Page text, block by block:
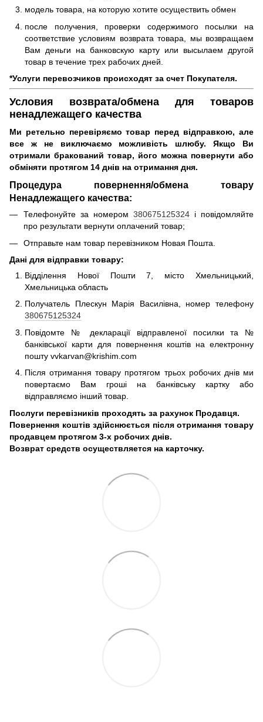
модель товара, на которую хотите осуществить обмен
после получения, проверки содержимого посылки на
соответствие условиям возврата товара, мы возвращаем
Вам деньги на банковскую карту или высылаем другой
товар в течение трех рабочих дней.
*Услуги перевозчиков происходят за счет Покупателя.
Условия возврата/обмена для товаров
ненадлежащего качества
Ми ретельно перевіряємо товар перед відправкою, але
все ж не виключаємо можливість шлюбу.Якщо Ви
отримали бракований товар, його можна повернути або
обміняти протягом 14 днів на отримання дня.
Процедура повернення/обмена товару
Ненадлежащего качества:
Телефонуйте за номером 380675125324 і повідомляйте
про результати вернути оплачений товар;
Отправьте нам товар перевізником Новая Пошта.
Дані для відправки товару:
Відділення Нової Пошти 7, місто Хмельницький,
Хмельницька область
Получатель Плескун Марія Василівна, номер телефону
380675125324
Повідомте № декларації відправленої посилки та №
банківської карти для повернення коштів на електронну
пошту vvkarvan@krishim.com
Після отримання товару протягом трьох робочих днів ми
повертаємо Вам гроші на банківську картку або
відправляємо інший товар.
Послуги перевізників проходять за рахунок Продавця.
Повернення коштів здійснюється після отримання товару
продавцем протягом 3-х робочих днів.
Возврат средств осуществляется на карточку.